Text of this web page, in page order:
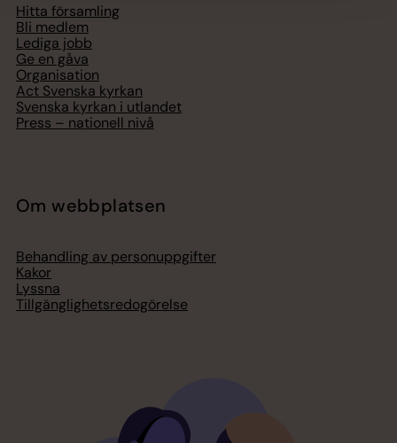
Hitta församling
Bli medlem
Lediga jobb
Ge en gåva
Organisation
Act Svenska kyrkan
Svenska kyrkan i utlandet
Press – nationell nivå
Om webbplatsen
Behandling av personuppgifter
Kakor
Lyssna
Tillgänglighetsredogörelse